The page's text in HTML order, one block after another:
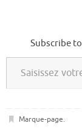
Subscribe
Saisissez votre adresse e-mail…
Marque-page.